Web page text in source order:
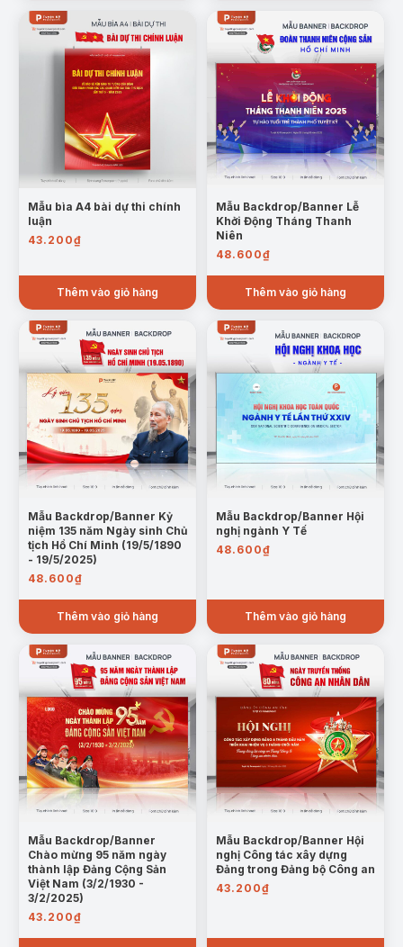
sắc,…) phù hợp với nhu cầu sử dụng.
Mẫu bìa A4 bài dự thi chính
luận
43.200₫
Thêm vào giỏ hàng
Mẫu Backdrop/Banner Lễ
Khởi Động Tháng Thanh
Niên
48.600₫
Thêm vào giỏ hàng
Mẫu Backdrop/Banner Kỷ
niệm 135 năm Ngày sinh Chủ
tịch Hồ Chí Minh (19/5/1890
- 19/5/2025)
48.600₫
Thêm vào giỏ hàng
Mẫu Backdrop/Banner Hội
nghị ngành Y Tế
48.600₫
Thêm vào giỏ hàng
Mẫu Backdrop/Banner
Chào mừng 95 năm ngày
thành lập Đảng Cộng Sản
Việt Nam (3/2/1930 -
3/2/2025)
43.200₫
Mẫu Backdrop/Banner Hội
nghị Công tác xây dựng
Đảng trong Đảng bộ Công an
43.200₫